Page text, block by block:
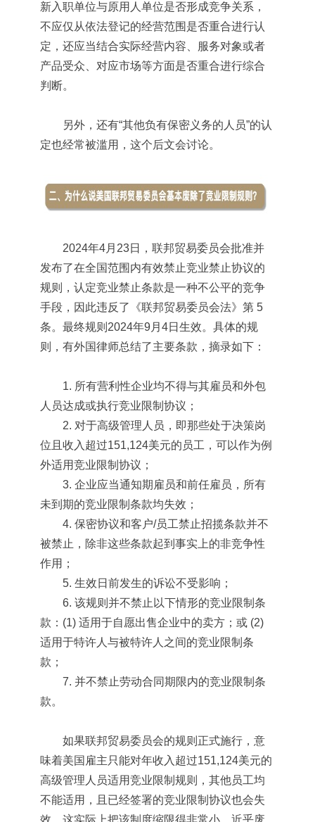
新入职单位与原用人单位是否形成竞争关系，
不应仅从依法登记的经营范围是否重合进行认
定，还应当结合实际经营内容、服务对象或者
产品受众、对应市场等方面是否重合进行综合
判断。
另外，还有“其他负有保密义务的人员”的认
定也经常被滥用，这个后文会讨论。
2024年4月23日，联邦贸易委员会批准并
发布了在全国范围内有效禁止竞业禁止协议的
规则，认定竞业禁止条款是一种不公平的竞争
手段，因此违反了《联邦贸易委员会法》第 5
条。最终规则2024年9月4日生效。具体的规
则，有外国律师总结了主要条款，摘录如下：
1. 所有营利性企业均不得与其雇员和外包
人员达成或执行竞业限制协议；
2. 对于高级管理人员，即那些处于决策岗
位且收入超过151,124美元的员工，可以作为例
外适用竞业限制协议；
3. 企业应当通知期雇员和前任雇员，所有
未到期的竞业限制条款均失效；
4. 保密协议和客户/员工禁止招揽条款并不
被禁止，除非这些条款起到事实上的非竞争性
作用；
5. 生效日前发生的诉讼不受影响；
6. 该规则并不禁止以下情形的竞业限制条
款：(1) 适用于自愿出售企业中的卖方；或 (2)
适用于特许人与被特许人之间的竞业限制条
款；
7. 并不禁止劳动合同期限内的竞业限制条
款。
如果联邦贸易委员会的规则正式施行，意
味着美国雇主只能对年收入超过151,124美元的
高级管理人员适用竞业限制规则，其他员工均
不能适用，且已经签署的竞业限制协议也会失
效。这实际上把该制度缩限得非常小，近乎废